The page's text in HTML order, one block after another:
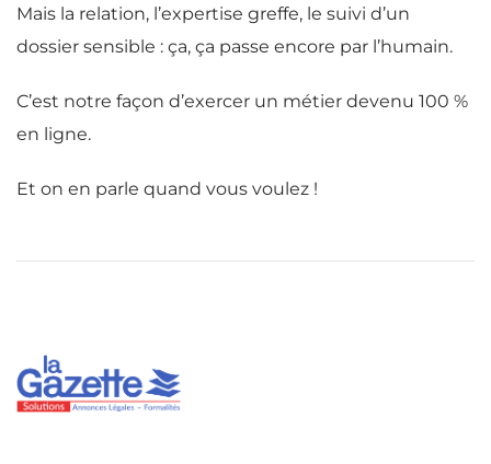
Mais la relation, l’expertise greffe, le suivi d’un
dossier sensible : ça, ça passe encore par l’humain.
C’est notre façon d’exercer un métier devenu 100 %
en ligne.
Et on en parle quand vous voulez !